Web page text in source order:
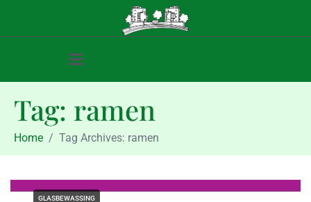
Tag: ramen
Home Tag Archives: ramen
GLASBEWASSING